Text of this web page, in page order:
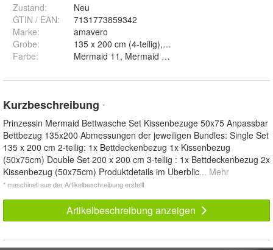
Zustand:
Neu
GTIN / EAN:
7131773859342
Marke:
amavero
Grobe:
Farbe: Mermaid 11, Mermaid 12, Mermaid 13, Mermaid
Kurzbeschreibung *
Prinzessin Mermaid Bettwasche Set Kissenbezuge 50x75 Anpassbar
Bettbezug 135x200 Abmessungen der jeweiligen Bundles: Single Set
135 x 200 cm 2-teilig: 1x Bettdeckenbezug 1x Kissenbezug
(50x75cm) Double Set 200 x 200 cm 3-teilig : 1x Bettdeckenbezug 2x
Kissenbezug (50x75cm) Produktdetails im Uberblic... Mehr
* maschinell aus der Artikelbeschreibung erstellt
Artikelbeschreibung anzeigen